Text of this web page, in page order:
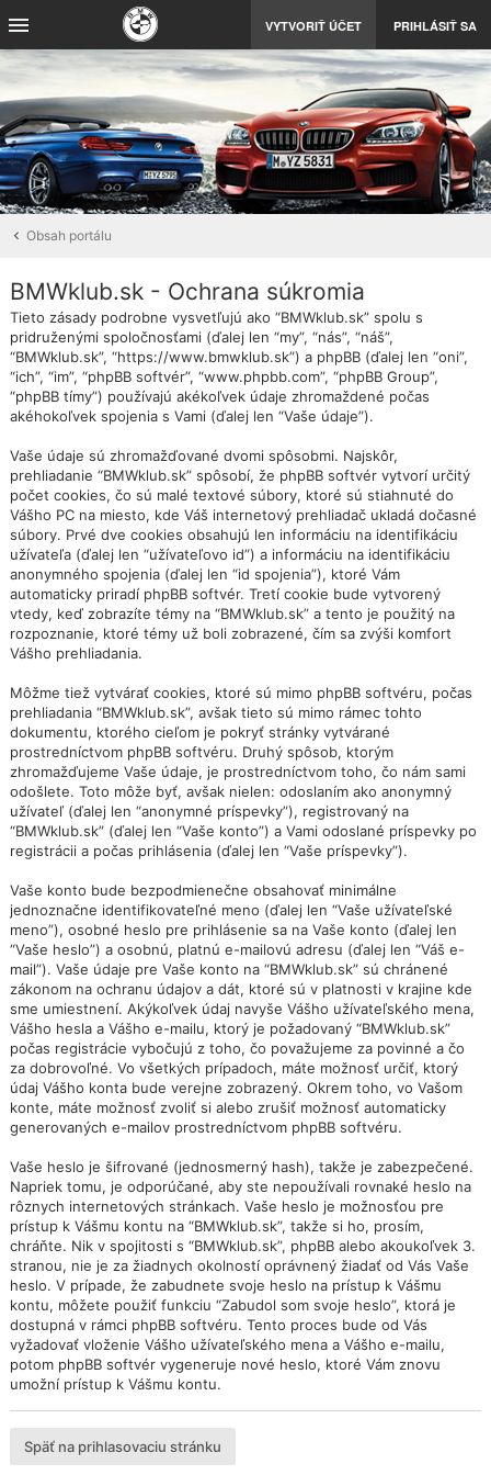
VYTVORIŤ ÚČET PRIHLÁSIŤ SA
Obsah portálu
BMWklub.sk - Ochrana súkromia
Tieto zásady podrobne vysvetľujú ako “BMWklub.sk” spolu s
pridruženými spoločnosťami (ďalej len “my”, “nás”, “náš”,
“BMWklub.sk”, “https://www.bmwklub.sk”) a phpBB (ďalej len “oni”,
“ich”, “im”, “phpBB softvér”, “www.phpbb.com”, “phpBB Group”,
“phpBB tímy”) používajú akékoľvek údaje zhromaždené počas
akéhokoľvek spojenia s Vami (ďalej len “Vaše údaje”).
Vaše údaje sú zhromažďované dvomi spôsobmi. Najskôr,
prehliadanie “BMWklub.sk” spôsobí, že phpBB softvér vytvorí určitý
počet cookies, čo sú malé textové súbory, ktoré sú stiahnuté do
Vášho PC na miesto, kde Váš internetový prehliadač ukladá dočasné
súbory. Prvé dve cookies obsahujú len informáciu na identifikáciu
užívateľa (ďalej len “užívateľovo id”) a informáciu na identifikáciu
anonymného spojenia (ďalej len “id spojenia”), ktoré Vám
automaticky priradí phpBB softvér. Tretí cookie bude vytvorený
vtedy, keď zobrazíte témy na “BMWklub.sk” a tento je použitý na
rozpoznanie, ktoré témy už boli zobrazené, čím sa zvýši komfort
Vášho prehliadania.
Môžme tiež vytvárať cookies, ktoré sú mimo phpBB softvéru, počas
prehliadania “BMWklub.sk”, avšak tieto sú mimo rámec tohto
dokumentu, ktorého cieľom je pokryť stránky vytvárané
prostredníctvom phpBB softvéru. Druhý spôsob, ktorým
zhromažďujeme Vaše údaje, je prostredníctvom toho, čo nám sami
odošlete. Toto môže byť, avšak nielen: odoslaním ako anonymný
užívateľ (ďalej len “anonymné príspevky”), registrovaný na
“BMWklub.sk” (ďalej len “Vaše konto”) a Vami odoslané príspevky po
registrácii a počas prihlásenia (ďalej len “Vaše príspevky”).
Vaše konto bude bezpodmienečne obsahovať minimálne
jednoznačne identifikovateľné meno (ďalej len “Vaše užívateľské
meno”), osobné heslo pre prihlásenie sa na Vaše konto (ďalej len
“Vaše heslo”) a osobnú, platnú e-mailovú adresu (ďalej len “Váš e-
mail”). Vaše údaje pre Vaše konto na “BMWklub.sk” sú chránené
zákonom na ochranu údajov a dát, ktoré sú v platnosti v krajine kde
sme umiestnení. Akýkoľvek údaj navyše Vášho užívateľského mena,
Vášho hesla a Vášho e-mailu, ktorý je požadovaný “BMWklub.sk”
počas registrácie vybočujú z toho, čo považujeme za povinné a čo
za dobrovoľné. Vo všetkých prípadoch, máte možnosť určiť, ktorý
údaj Vášho konta bude verejne zobrazený. Okrem toho, vo Vašom
konte, máte možnosť zvoliť si alebo zrušiť možnosť automaticky
generovaných e-mailov prostredníctvom phpBB softvéru.
Vaše heslo je šifrované (jednosmerný hash), takže je zabezpečené.
Napriek tomu, je odporúčané, aby ste nepoužívali rovnaké heslo na
rôznych internetových stránkach. Vaše heslo je možnosťou pre
prístup k Vášmu kontu na “BMWklub.sk”, takže si ho, prosím,
chráňte. Nik v spojitosti s “BMWklub.sk”, phpBB alebo akoukoľvek 3.
stranou, nie je za žiadnych okolností oprávnený žiadať od Vás Vaše
heslo. V prípade, že zabudnete svoje heslo na prístup k Vášmu
kontu, môžete použiť funkciu “Zabudol som svoje heslo”, ktorá je
dostupná v rámci phpBB softvéru. Tento proces bude od Vás
vyžadovať vloženie Vášho užívateľského mena a Vášho e-mailu,
potom phpBB softvér vygeneruje nové heslo, ktoré Vám znovu
umožní prístup k Vášmu kontu.
Späť na prihlasovaciu stránku